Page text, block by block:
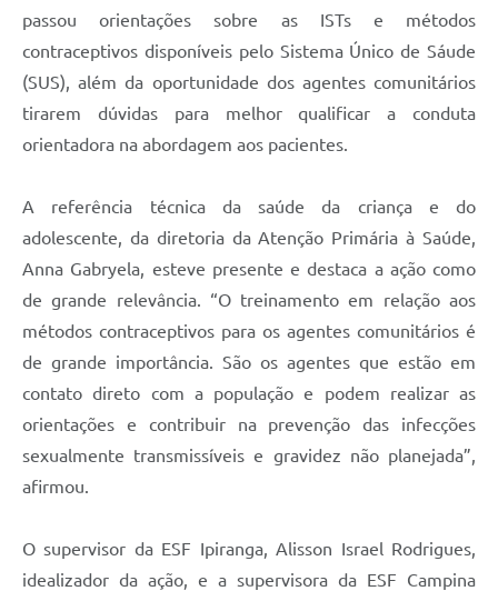
passou orientações sobre as ISTs e métodos
contraceptivos disponíveis pelo Sistema Único de Sáude
(SUS), além da oportunidade dos agentes comunitários
tirarem dúvidas para melhor qualificar a conduta
orientadora na abordagem aos pacientes.
A referência técnica da saúde da criança e do
adolescente, da diretoria da Atenção Primária à Saúde,
Anna Gabryela, esteve presente e destaca a ação como
de grande relevância. “O treinamento em relação aos
métodos contraceptivos para os agentes comunitários é
de grande importância. São os agentes que estão em
contato direto com a população e podem realizar as
orientações e contribuir na prevenção das infecções
sexualmente transmissíveis e gravidez não planejada”,
afirmou.
O supervisor da ESF Ipiranga, Alisson Israel Rodrigues,
idealizador da ação, e a supervisora da ESF Campina